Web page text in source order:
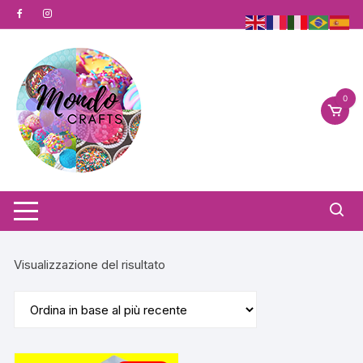
al
0
Visualizzazione del risultato